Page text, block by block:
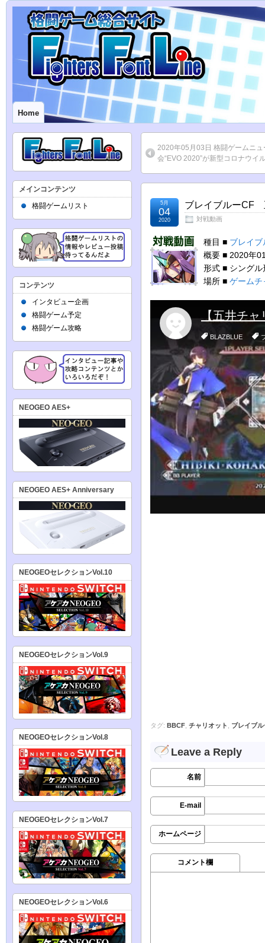
Home
2020年05月03日 格闘ゲームニ
会“EVO 2020”が新型コロナウイ
ブレイブルーCF
対戦動画
5月
04
2020
種目 ■ ブレイ
概要 ■ 2020年
形式 ■ シング
場所 ■ ゲームチ
タグ: BBCF, チャリオット , ブレイブル
Leave a Reply
名前
E-mail
ホームページ
コメント欄
メインコンテンツ
格闘ゲームリスト
コンテンツ
インタビュー企画
格闘ゲーム予定
格闘ゲーム攻略
NEOGEO AES+
NEOGEO AES+ Anniversary
NEOGEOセレクションVol.10
NEOGEOセレクションVol.9
NEOGEOセレクションVol.8
NEOGEOセレクションVol.7
NEOGEOセレクションVol.6